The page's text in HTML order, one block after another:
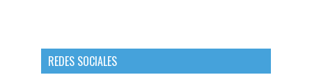
REDES SOCIALES